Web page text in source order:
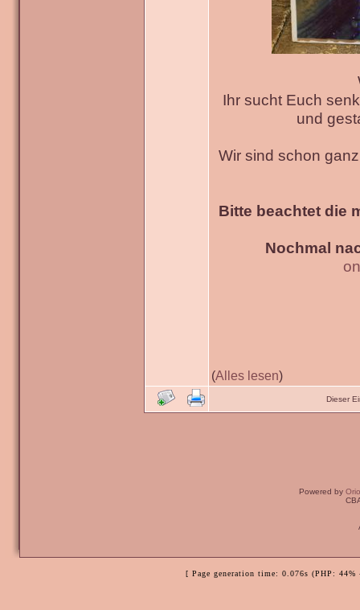
Ihr sucht Euch
und
Wir sind schon
Bitte beachtet die
Nochmal
(Alles lesen)
Dieser
Powered by
[ Page generation time: 0.076s (PHP: